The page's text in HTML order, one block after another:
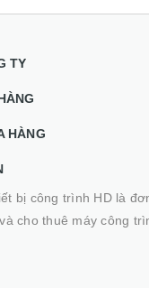
TY
HÀNG
bị công trình HD là
cho thuê máy công